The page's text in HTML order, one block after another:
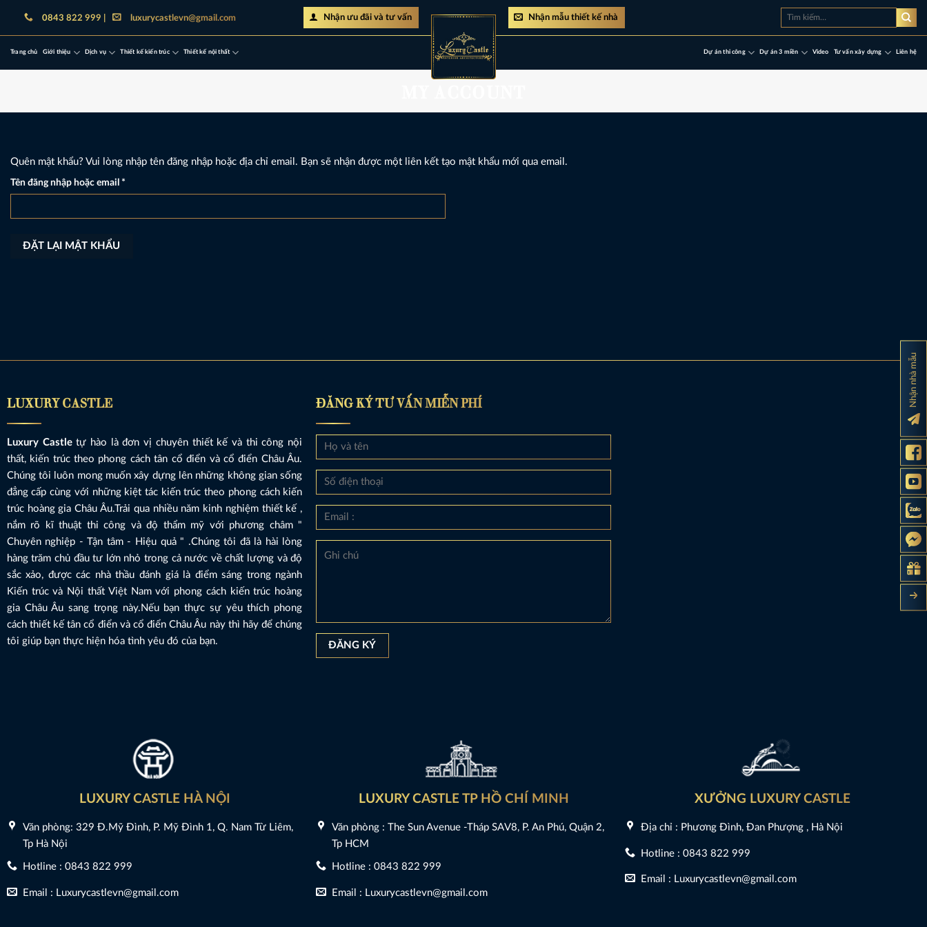
dung
0843 822 999 | luxurycastlevn@gmail.com Nhận ưu đãi và tư vấn Nhận mẫu thiết kế nhà
Tìm
Trang chủ Giới thiệu Dịch vụ Thiết kế kiến trúc Thiết kế nội thất Dự án thi công Dự án 3 miền Video Tư vấn xây dựng Liên hệ
Quên mật khẩu? Vui lòng nhập tên đăng nhập hoặc địa chỉ email. Bạn sẽ nhận được một liên kết tạo mật khẩu mới qua email.
Tên đăng nhập hoặc email *
buộc
ĐẶT LẠI MẬT KHẨU
Nhận nhà mẫu
LUXURY CASTLE
Luxury Castletự hào là đơn vị chuyên thiết kế và thi công nội
thất, kiến trúc theo phong cách tân cổ điển và cổ điển Châu Âu.
Chúng tôi luôn mong muốn xây dựng lên những không gian sống
đẳng cấp cùng với những kiệt tác kiến trúc theo phong cách kiến
trúc hoàng gia Châu Âu.Trải qua nhiều năm kinh nghiệm thiết kế ,
nắm rõ kĩ thuật thi công và độ thẩm mỹ với phương châm "
Chuyên nghiệp - Tận tâm - Hiệu quả " .Chúng tôi đã là hài lòng
hàng trăm chủ đầu tư lớn nhỏ trong cả nước về chất lượng và độ
sắc xảo, được các nhà thầu đánh giá là điểm sáng trong ngành
Kiến trúc và Nội thất Việt Nam với phong cách kiến trúc hoàng
gia Châu Âu sang trọng này.Nếu bạn thực sự yêu thích phong
cách thiết kế tân cổ điển và cổ điển Châu Âu này thì hãy để chúng
tôi giúp bạn thực hiện hóa tình yêu đó của bạn.
ĐĂNG KÝ TƯ VẤN MIỄN PHÍ
LUXURY CASTLE HÀ NỘI
Văn phòng: 329 Đ.Mỹ Đình, P. Mỹ Đình 1, Q. Nam Từ Liêm,
Tp Hà Nội
Hotline : 0843 822 999
Email : Luxurycastlevn@gmail.com
LUXURY CASTLE TP HỒ CHÍ MINH
Văn phòng : The Sun Avenue -Tháp SAV8, P. An Phú, Quận 2,
Tp HCM
Hotline : 0843 822 999
Email : Luxurycastlevn@gmail.com
XƯỞNG LUXURY CASTLE
Địa chỉ : Phương Đình, Đan Phượng , Hà Nội
Hotline : 0843 822 999
Email : Luxurycastlevn@gmail.com